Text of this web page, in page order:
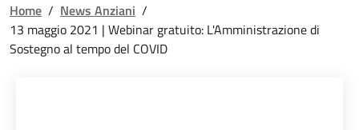
Home / News Anziani /
13 maggio 2021 | Webinar gratuito: L'Amministrazione di
Sostegno al tempo del COVID